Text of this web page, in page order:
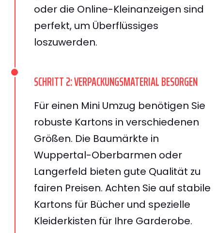
oder die Online-Kleinanzeigen sind
perfekt, um Überflüssiges
loszuwerden.
SCHRITT 2: VERPACKUNGSMATERIAL BESORGEN
Für einen Mini Umzug benötigen Sie
robuste Kartons in verschiedenen
Größen. Die Baumärkte in
Wuppertal-Oberbarmen oder
Langerfeld bieten gute Qualität zu
fairen Preisen. Achten Sie auf stabile
Kartons für Bücher und spezielle
Kleiderkisten für Ihre Garderobe.